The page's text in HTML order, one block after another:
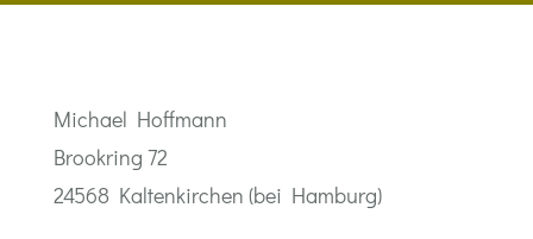
Michael Hoffmann
Brookring 72
24568 Kaltenkirchen (bei Hamburg)